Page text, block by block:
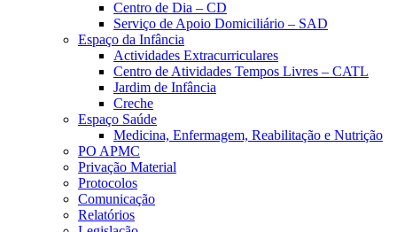
Centro de Dia – CD
Serviço de Apoio Domiciliário – SAD
Espaço da Infância
Actividades Extracurriculares
Centro de Atividades Tempos Livres – CATL
Jardim de Infância
Creche
Espaço Saúde
Medicina, Enfermagem, Reabilitação e Nutrição
PO APMC
Privação Material
Protocolos
Comunicação
Relatórios